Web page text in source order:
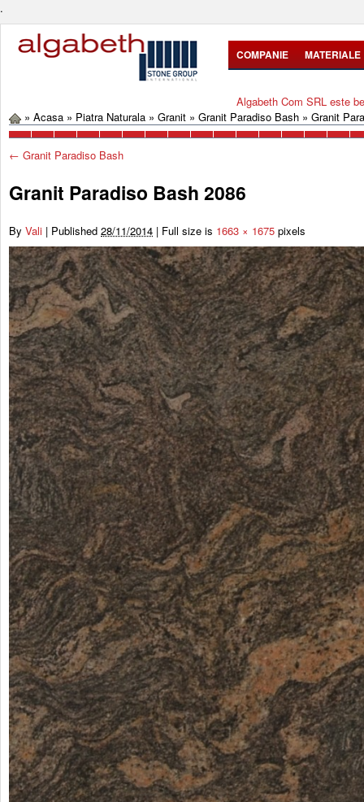
.
COMPANIE MATERIALE
Algabeth Com SRL este
» Acasa » Piatra Naturala » Granit » Granit Paradiso Bash » Granit
← Granit Paradiso Bash
Granit Paradiso Bash 2086
By Vali | Published 28/11/2014 | Full size is 1663 × 1675 pixels